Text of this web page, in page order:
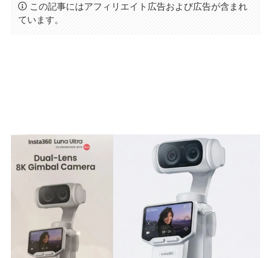
この記事にはアフィリエイト広告および広告が含まれ
ています。